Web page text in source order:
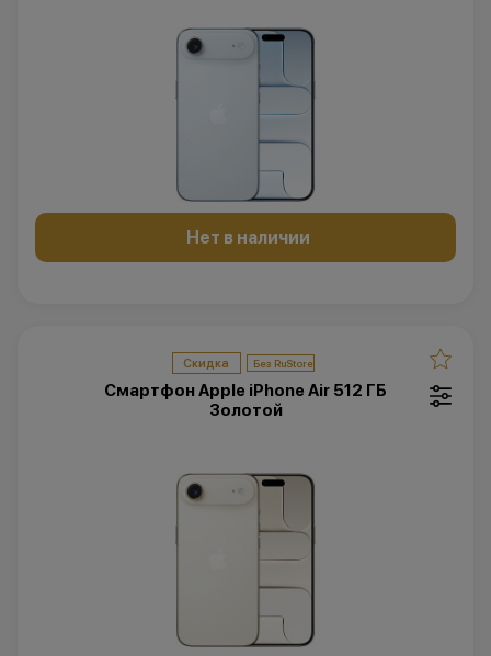
Нет в наличии
Скидка
Смартфон Apple iPhone Air 512 ГБ
Золотой